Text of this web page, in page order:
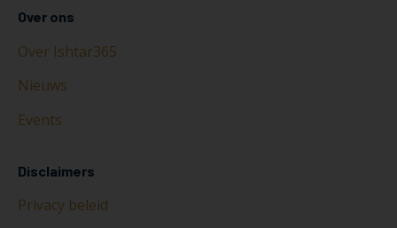
Over ons
Over Ishtar365
Nieuws
Events
Disclaimers
Privacy beleid